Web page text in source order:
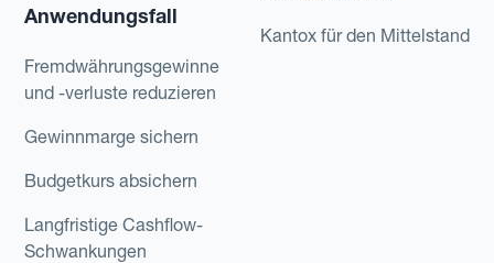
Anwendungsfall
Fremdwährungsgewinne
und -verluste reduzieren
Gewinnmarge sichern
Budgetkurs absichern
Langfristige Cashflow-
Schwankungen
Kantox für den Mittelstand